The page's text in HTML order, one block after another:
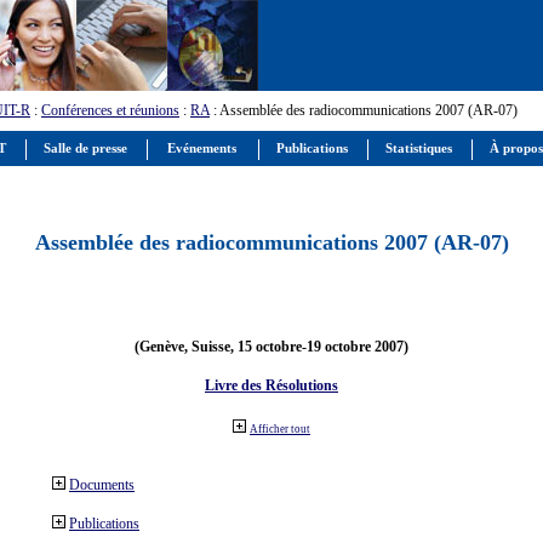
R : Conférences et réunions : RA: Assemblée des radiocommunications 2007 (AR-07)
Assemblée des radiocommunications 2007 (AR-07)
(Genève, Suisse, 15 octobre-19 octobre 2007)
Livre des Résolutions
Afficher tout
Documents
Publications
Salle de presse Evénements Publications Statistiques À